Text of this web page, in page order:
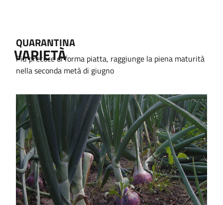
VARIETÀ
QUARANTINA
Più precoce di forma piatta, raggiunge la piena maturità
nella seconda metà di giugno